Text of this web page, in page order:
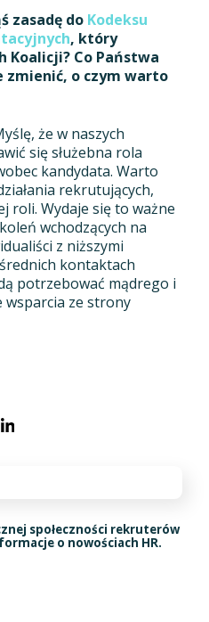
zasadę do Kodeksu
, który
Koalicji? Co Państwa
zmienić, o czym warto
że w naszych
się służebna rola
kandydata. Warto
rekrutujących,
roli. Wydaje się to ważne
wchodzących na
z niższymi
kontaktach
potrzebować mądrego i
wsparcia ze strony
społeczności rekruterów
o nowościach HR.